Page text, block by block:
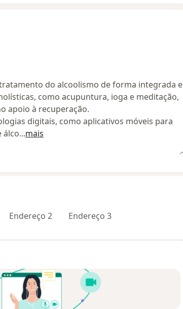
do alcoolismo de forma integrada e
como acupuntura, ioga e meditação,
apoio à recuperação.
digitais, como aplicativos móveis para
álco...mais
Endereço 2 Endereço 3